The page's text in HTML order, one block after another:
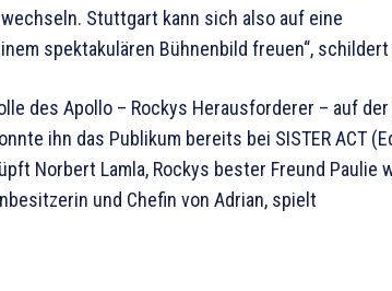
Stuttgart kann sich also auf eine
spektakulären Bühnenbild freuen“,
des Apollo – Rockys Herausforderer – auf
ihn das Publikum bereits bei SISTER ACT
Norbert Lamla, Rockys bester Freund Paulie
und Chefin von Adrian, spielt